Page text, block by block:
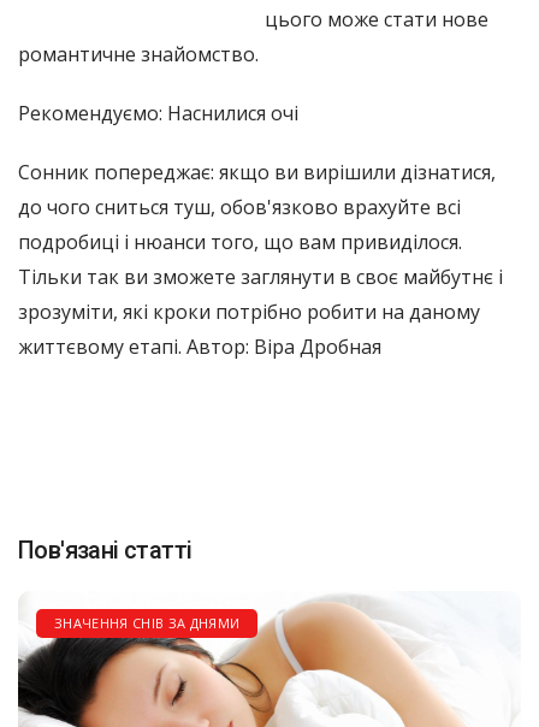
цього може стати нове
романтичне знайомство.
Рекомендуємо: Наснилися очі
Сонник попереджає: якщо ви вирішили дізнатися,
до чого сниться туш, обов'язково врахуйте всі
подробиці і нюанси того, що вам привиділося.
Тільки так ви зможете заглянути в своє майбутнє і
зрозуміти, які кроки потрібно робити на даному
життєвому етапі. Автор: Віра Дробная
Пов'язані статті
ЗНАЧЕННЯ СНІВ ЗА ДНЯМИ